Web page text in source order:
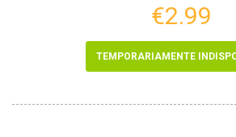
€2.99
TEMPORARIAMENTE